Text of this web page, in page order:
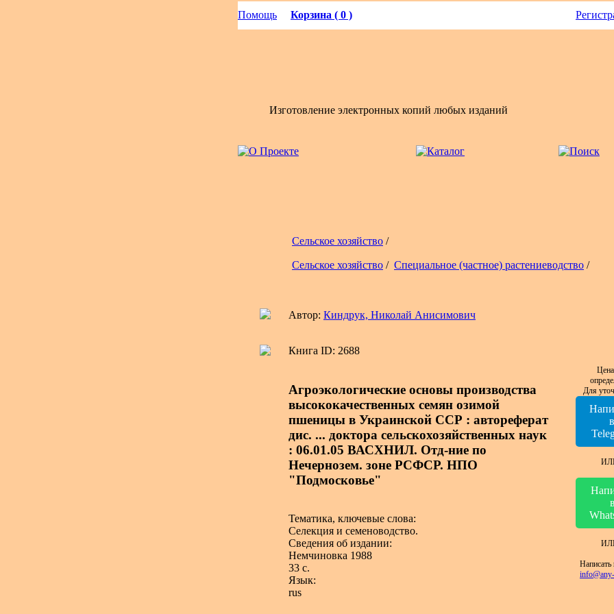
Помощь Корзина ( 0 )
Изготовление электронных копий любых изданий
Сельское хозяйство /
Сельское хозяйство / Специальное (частное) растениеводство /
Автор: Киндрук, Николай Анисимович
Книга ID: 2688
Агроэкологические основы производства
высококачественных семян озимой
пшеницы в Украинской ССР : автореферат
дис. ... доктора сельскохозяйственных наук
: 06.01.05 ВАСХНИЛ. Отд-ние по
Нечернозем. зоне РСФСР. НПО
"Подмосковье"
Тематика, ключевые слова:
Селекция и семеноводство.
Сведения об издании:
Немчиновка 1988
33 с.
Язык:
rus
Для
в
в
Написать